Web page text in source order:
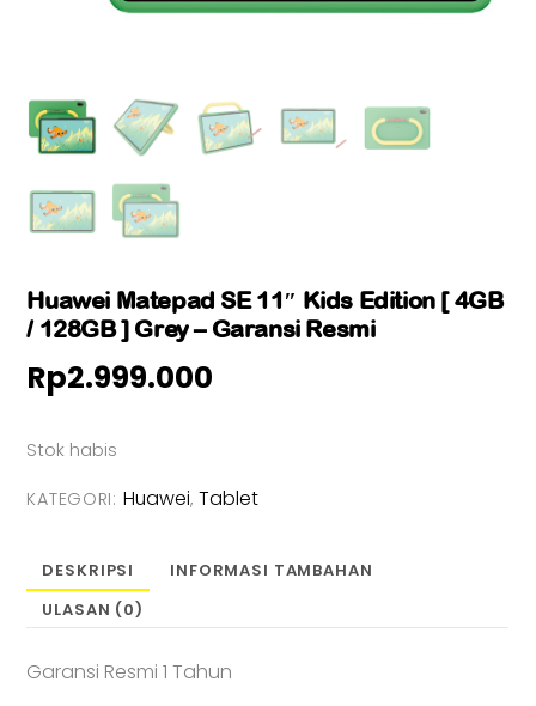
Huawei Matepad SE 11″ Kids Edition [ 4GB
/ 128GB ] Grey – Garansi Resmi
Rp2.999.000
Stok habis
KATEGORI: Huawei,Tablet
DESKRIPSI
INFORMASI TAMBAHAN
ULASAN (0)
Garansi Resmi 1 Tahun